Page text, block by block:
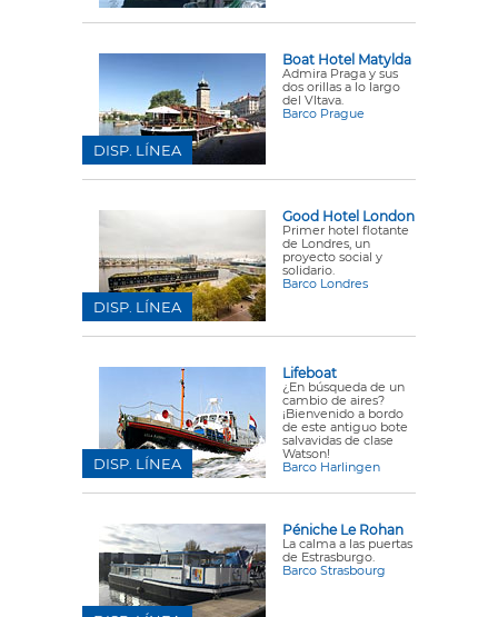
Boat Hotel Matylda
Admira Praga y sus
dos orillas a lo largo
del Vltava.
Barco Prague
DISP. LÍNEA
Good Hotel London
Primer hotel flotante
de Londres, un
proyecto social y
solidario.
Barco Londres
DISP. LÍNEA
Lifeboat
¿En búsqueda de un
cambio de aires?
¡Bienvenido a bordo
de este antiguo bote
salvavidas de clase
Watson!
Barco Harlingen
DISP. LÍNEA
Péniche Le Rohan
La calma a las puertas
de Estrasburgo.
Barco Strasbourg